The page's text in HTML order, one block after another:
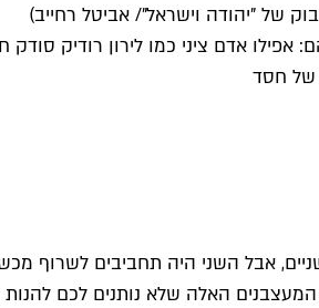
של "יהודה וישראל"/ אביטל רחייב)
אדם ציני כמו לירון רודיק
של חסד
אולי שניים, אבל השני היה תחביבים
המעצבנים האלה שלא נותנים לכם